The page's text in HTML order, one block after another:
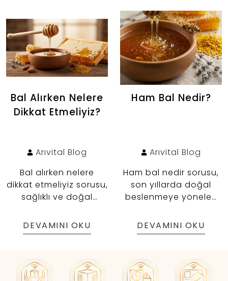
Bal Alırken Nelere
Dikkat Etmeliyiz?
Arıvital Blog
Bal alırken nelere
dikkat etmeliyiz sorusu,
sağlıklı ve doğal
herkes için oldukça
önemlidir. Piyasada
bulunurken, gerçek ve
kaliteli balı ayırt etmek
DEVAMINI OKU
Ham Bal Nedir?
Arıvital Blog
Ham bal nedir sorusu,
son yıllarda doğal
beslenmeye yönelen
sıkça araştırılmaktadır.
Ham bal; ısıtılmamış,
filtre edilmemiş bal
anlamına gelir. Yani
DEVAMINI OKU